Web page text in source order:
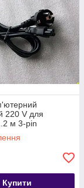
220 V для
м 3-pin
Купити